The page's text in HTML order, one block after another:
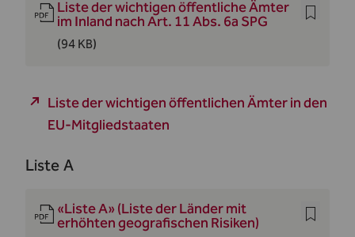
Liste der wichtigen öffentliche Ämter
im Inland nach Art. 11 Abs. 6a SPG
(94 KB)
Liste der wichtigen öffentlichen Ämter in den
EU-Mitgliedstaaten
Liste A
«Liste A» (Liste der Länder mit
erhöhten geografischen Risiken)